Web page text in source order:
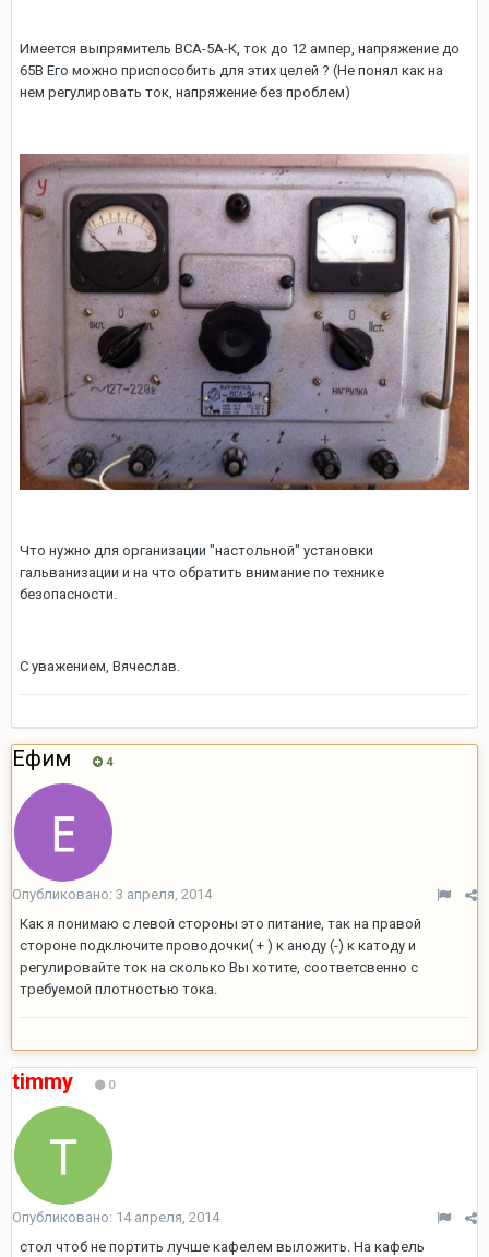
Имеется выпрямитель ВСА-5А-К, ток до 12 ампер, напряжение до
65В Его можно приспособить для этих целей ? (Не понял как на
нем регулировать ток, напряжение без проблем)
Что нужно для организации "настольной" установки
гальванизации и на что обратить внимание по технике
безопасности.
С уважением, Вячеслав.
Ефим 4
Опубликовано: 3 апреля, 2014
Как я понимаю с левой стороны это питание, так на правой
стороне подключите проводочки( + ) к аноду (-) к катоду и
регулировайте ток на сколько Вы хотите, соответсвенно с
требуемой плотностью тока.
timmy 0
Опубликовано: 14 апреля, 2014
стол чтоб не портить лучше кафелем выложить. На кафель